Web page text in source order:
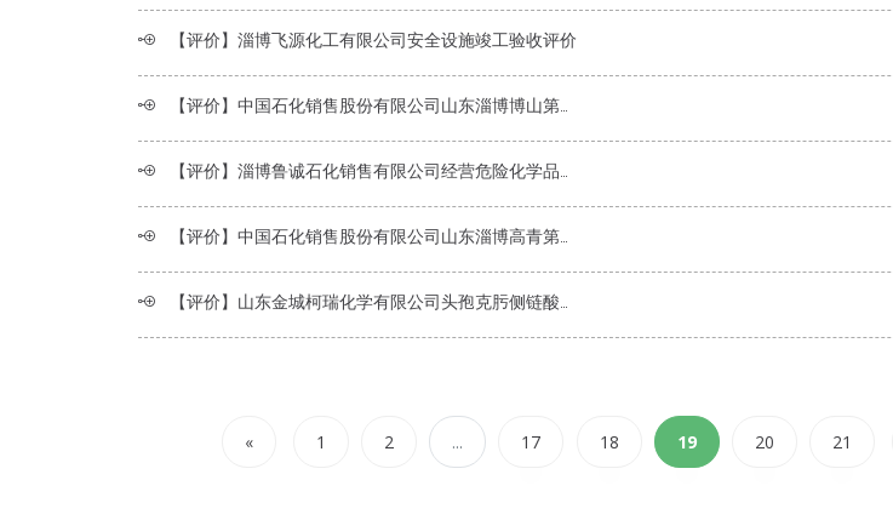
【评价】淄博飞源化工有限公司安全设施竣工验收评价
【评价】中国石化销售股份有限公司山东淄博博山第十六加油站经营危险化学品项目安全现状评价
【评价】淄博鲁诚石化销售有限公司经营危险化学品项目安全现状评价
【评价】中国石化销售股份有限公司山东淄博高青第五加油站经营危险化学品项目安全现状评价
【评价】山东金城柯瑞化学有限公司头孢克肟侧链酸、活性酯、头孢地尼侧链酸活性酯项目及配套溶媒回收装置安全验收
« 1 2 ... 17 18 19 20 21